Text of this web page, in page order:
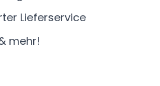
Lieferservice
mehr!